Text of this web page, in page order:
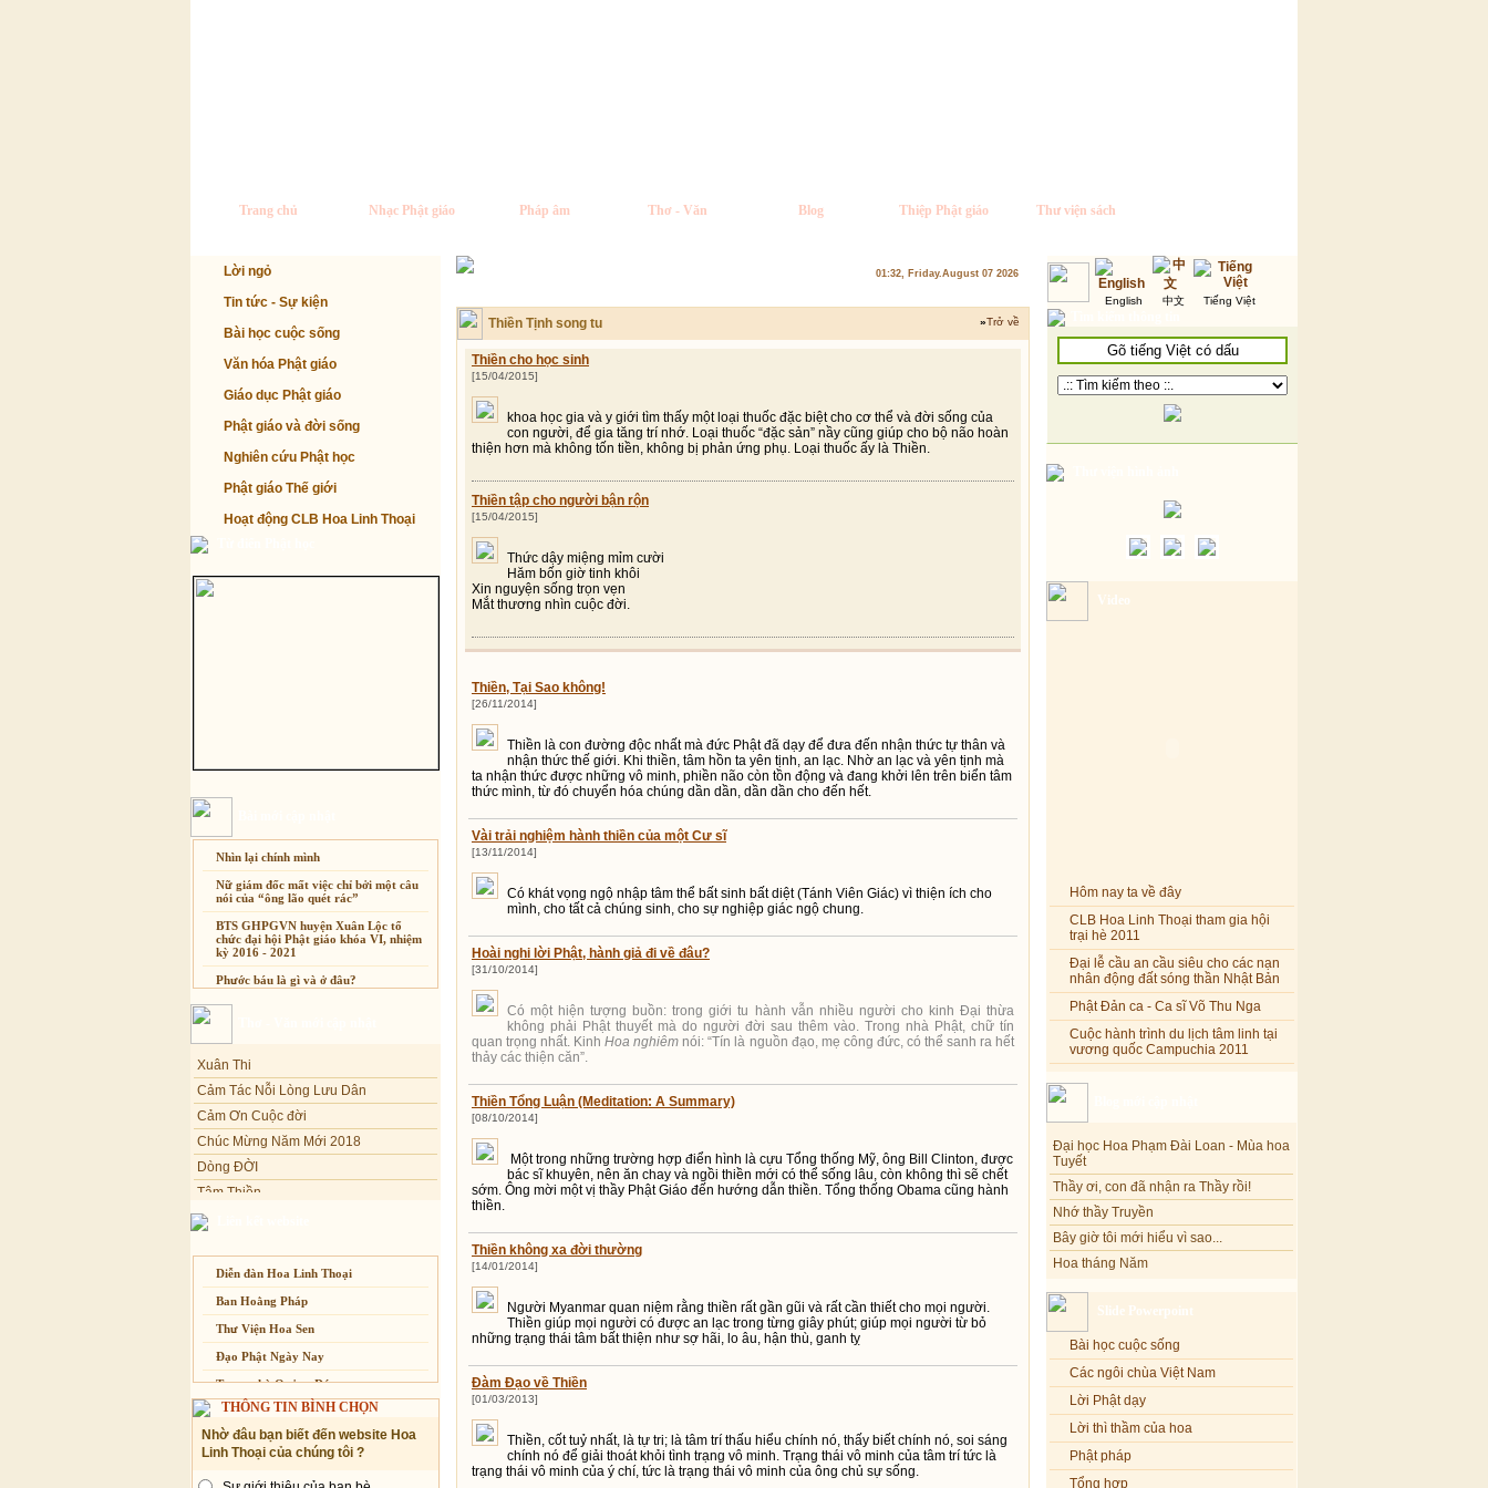
Trang chủ Nhạc Phật giáo Pháp âm Thơ - Văn Blog Thiệp Phật giáo Thư viện sách
Lời ngỏ
Tin tức - Sự kiện
Bài học cuộc sống
Văn hóa Phật giáo
Giáo dục Phật giáo
Phật giáo và đời sống
Nghiên cứu Phật học
Phật giáo Thế giới
Hoạt động CLB Hoa Linh Thoại
Nhìn lại chính mình
Nữ giám đốc mất việc chỉ bởi một câu
nói của “ông lão quét rác”
BTS GHPGVN huyện Xuân Lộc tổ
chức đại hội Phật giáo khóa VI, nhiệm
kỳ 2016 - 2021
Phước báu là gì và ở đâu?
Sự thương-ghét của con người
Cải đạo: Nguyên nhân & giải pháp
Nỗi lòng của các bệnh nhân nghèo
An Giang: Tịnh thất Quy Nguyên
phát quà từ thiện tại xã Cư Yang
Tịnh xá Ngọc Đăng khai giảng Thiền
dành cho Người bận rộn
Xuân Thi
Cảm Tác Nỗi Lòng Lưu Dân
Cảm Ơn Cuộc đời
Chúc Mừng Năm Mới 2018
Dòng ĐỜI
Tâm Thiền
Kính mừng Phật Đản
Anh không chết đâu em
Kiếp này
Diễn đàn Hoa Linh Thoại
Ban Hoằng Pháp
Thư Viện Hoa Sen
Đạo Phật Ngày Nay
Trang nhà Quảng Đức
Báo Giác Ngộ
Vesak 2014
THÔNG TIN BÌNH CHỌN
Nhờ đâu bạn biết đến website Hoa
Linh Thoại của chúng tôi ?
01:32, Friday.August 07 2026
Thiền Tịnh song tu »Trở về
Thiền cho học sinh
[15/04/2015]
khoa học gia và y giới tìm thấy một loại thuốc đặc biệt cho cơ thể và đời sống của
con người, để gia tăng trí nhớ. Loại thuốc “đặc sản” nầy cũng giúp cho bộ não hoàn
thiện hơn mà không tốn tiền, không bị phản ứng phụ. Loại thuốc ấy là Thiền.
Thiền tập cho người bận rộn
[15/04/2015]
Thức dậy miệng mỉm cười
Hăm bốn giờ tinh khôi
Xin nguyện sống trọn vẹn
Mắt thương nhìn cuộc đời.
Thiền, Tại Sao không!
[26/11/2014]
Thiền là con đường độc nhất mà đức Phật đã dạy để đưa đến nhận thức tự thân và
nhận thức thế giới. Khi thiền, tâm hồn ta yên tịnh, an lạc. Nhờ an lạc và yên tịnh mà
ta nhận thức được những vô minh, phiền não còn tồn động và đang khởi lên trên biển tâm
thức mình, từ đó chuyển hóa chúng dần dần, dần dần cho đến hết.
Vài trải nghiệm hành thiền của một Cư sĩ
[13/11/2014]
Có khát vọng ngộ nhập tâm thể bất sinh bất diệt (Tánh Viên Giác) vì thiện ích cho
mình, cho tất cả chúng sinh, cho sự nghiệp giác ngộ chung.
Hoài nghi lời Phật, hành giả đi về đâu?
[31/10/2014]
Có một hiện tượng buồn: trong giới tu hành vẫn nhiều người cho kinh Đại thừa
không phải Phật thuyết mà do người đời sau thêm vào. Trong nhà Phật, chữ tín
quan trọng nhất. KinhHoa nghiêm nói: “Tín là nguồn đạo, mẹ công đức, có thể sanh ra hết
thảy các thiện căn”.
Thiền Tổng Luận (Meditation: A Summary)
[08/10/2014]
Một trong những trường hợp điển hình là cựu Tổng thống Mỹ, ông Bill Clinton, được
bác sĩ khuyên, nên ăn chay và ngồi thiền mới có thể sống lâu, còn không thì sẽ chết
sớm. Ông mời một vị thầy Phật Giáo đến hướng dẫn thiền. Tổng thống Obama cũng hành
thiền.
Thiền không xa đời thường
[14/01/2014]
Người Myanmar quan niệm rằng thiền rất gần gũi và rất cần thiết cho mọi người.
Thiền giúp mọi người có được an lạc trong từng giây phút; giúp mọi người từ bỏ
những trạng thái tâm bất thiện như sợ hãi, lo âu, hận thù, ganh tỵ
Đàm Đạo về Thiền
[01/03/2013]
Thiền, cốt tuỷ nhất, là tự tri; là tâm trí thấu hiểu chính nó, thấy biết chính nó, soi sáng
chính nó để giải thoát khỏi tình trạng vô minh. Trạng thái vô minh của tâm trí tức là
trạng thái vô minh của ý chí, tức là trạng thái vô minh của ông chủ sự sống.
English 中文 Tiếng Việt
Video
Hôm nay ta về đây
CLB Hoa Linh Thoại tham gia hội
trại hè 2011
Đại lễ cầu an cầu siêu cho các nạn
nhân động đất sóng thần Nhật Bản
Phật Đản ca - Ca sĩ Võ Thu Nga
Cuộc hành trình du lịch tâm linh tại
vương quốc Campuchia 2011
Đại học Hoa Phạm Đài Loan - Mùa hoa
Tuyết
Thầy ơi, con đã nhận ra Thầy rồi!
Nhớ thầy Truyền
Bây giờ tôi mới hiểu vì sao...
Hoa tháng Năm
Tôi mắc nợ ông Sáu
Đi tìm vũ khúc mùa hè
Mơ màng Phật dạy....
Lời thú tội của chị gái nhỏ nhen
Slide Powerpoint
Bài học cuộc sống
Các ngôi chùa Việt Nam
Lời Phật dạy
Lời thì thầm của hoa
Phật pháp
Tổng hợp